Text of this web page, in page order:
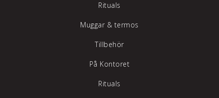
Rituals
Muggar & termos
Tillbehör
På Kontoret
Rituals